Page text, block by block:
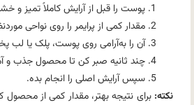
پوست را قبل از آرایش کاملاً تمیز و
مقدار کمی از پرایمر را روی نواحی
آن را به‌آرامی روی پوست، پلک یا
چند ثانیه صبر کن تا محصول جذب و
سپس آرایش اصلی را انجام بده.
نکته: برای نتیجه بهتر، مقدار کمی از